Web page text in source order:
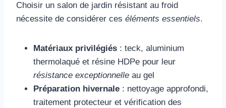
Choisir un salon de jardin résistant au froid
nécessite de considérer ces éléments essentiels.
Matériaux privilégiés : teck, aluminium
thermolaqué et résine HDPe pour leur
résistance exceptionnelle au gel
Préparation hivernale : nettoyage approfondi,
traitement protecteur et vérification des